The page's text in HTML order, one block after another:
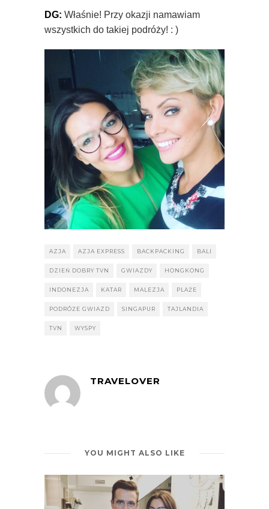
DG: Właśnie! Przy okazji namawiam
wszystkich do takiej podróży! : )
AZJA AZJA EXPRESS BACKPACKING BALI
DZIEŃ DOBRY TVN GWIAZDY HONGKONG
INDONEZJA KATAR MALEZJA PLAŻE
PODRÓŻE GWIAZD SINGAPUR TAJLANDIA
TVN WYSPY
TRAVELOVER
YOU MIGHT ALSO LIKE